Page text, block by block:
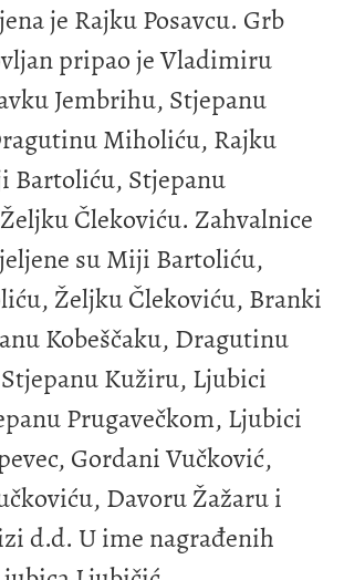
je Rajku Posavcu. Grb
pripao je Vladimiru
Jembrihu, Stjepanu
Miholiću, Rajku
Bartoliću, Stjepanu
Člekoviću. Zahvalnice
su Miji Bartoliću,
Željku Člekoviću, Branki
Kobeščaku, Dragutinu
Kužiru, Ljubici
Prugavečkom, Ljubici
Gordani Vučković,
Davoru Žažaru i
d.d. U ime nagrađenih